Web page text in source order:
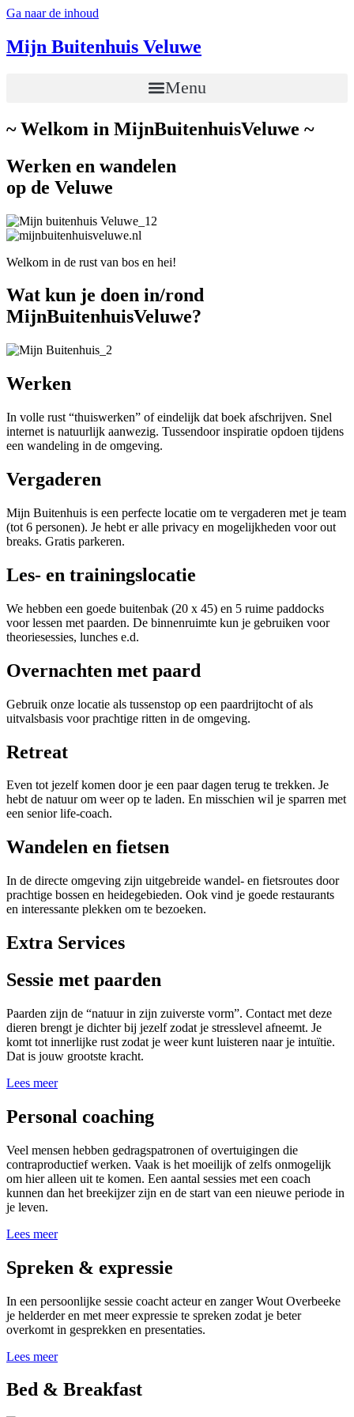
Ga naar de inhoud
Mijn Buitenhuis Veluwe
Menu
~ Welkom in MijnBuitenhuisVeluwe ~
Werken en wandelen
op de Veluwe
Welkom in de rust van bos en hei!
Wat kun je doen in/rond
MijnBuitenhuisVeluwe?
Werken
In volle rust “thuiswerken” of eindelijk dat boek afschrijven. Snel
internet is natuurlijk aanwezig. Tussendoor inspiratie opdoen tijdens
een wandeling in de omgeving.
Vergaderen
Mijn Buitenhuis is een perfecte locatie om te vergaderen met je team
(tot 6 personen). Je hebt er alle privacy en mogelijkheden voor out
breaks. Gratis parkeren.
Les- en trainingslocatie
We hebben een goede buitenbak (20 x 45) en 5 ruime paddocks
voor lessen met paarden. De binnenruimte kun je gebruiken voor
theoriesessies, lunches e.d.
Overnachten met paard
Gebruik onze locatie als tussenstop op een paardrijtocht of als
uitvalsbasis voor prachtige ritten in de omgeving.
Retreat
Even tot jezelf komen door je een paar dagen terug te trekken. Je
hebt de natuur om weer op te laden. En misschien wil je sparren met
een senior life-coach.
Wandelen en fietsen
In de directe omgeving zijn uitgebreide wandel- en fietsroutes door
prachtige bossen en heidegebieden. Ook vind je goede restaurants
en interessante plekken om te bezoeken.
Extra Services
Sessie met paarden
Paarden zijn de “natuur in zijn zuiverste vorm”. Contact met deze
dieren brengt je dichter bij jezelf zodat je stresslevel afneemt. Je
komt tot innerlijke rust zodat je weer kunt luisteren naar je intuïtie.
Dat is jouw grootste kracht.
Lees meer
Personal coaching
Veel mensen hebben gedragspatronen of overtuigingen die
contraproductief werken. Vaak is het moeilijk of zelfs onmogelijk
om hier alleen uit te komen. Een aantal sessies met een coach
kunnen dan het breekijzer zijn en de start van een nieuwe periode in
je leven.
Lees meer
Spreken & expressie
In een persoonlijke sessie coacht acteur en zanger Wout Overbeeke
je helderder en met meer expressie te spreken zodat je beter
overkomt in gesprekken en presentaties.
Lees meer
Bed & Breakfast